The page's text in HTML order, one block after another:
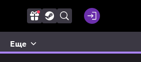
Еще